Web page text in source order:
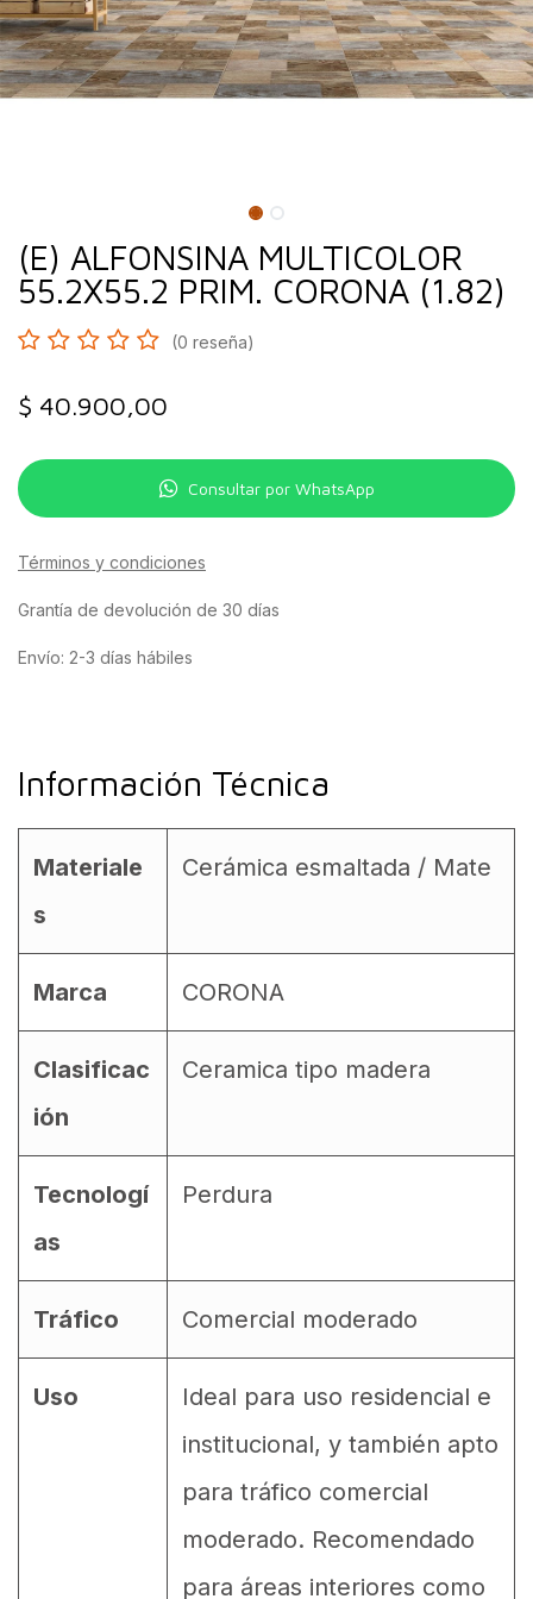
(E) ALFONSINA MULTICOLOR
55.2X55.2 PRIM. CORONA (1.82)
(0 reseña)
$ 40.900,00
Consultar por WhatsApp
Términos y condiciones
Grantía de devolución de 30 días
Envío: 2-3 días hábiles
Información Técnica
Materiale
s
Cerámica esmaltada / Mate
Marca CORONA
Clasificac
ión
Ceramica tipo madera
Tecnologí
as
Perdura
Tráfico Comercial moderado
Uso
Ideal para uso residencial e
institucional, y también apto
para tráfico comercial
moderado. Recomendado
para áreas interiores como